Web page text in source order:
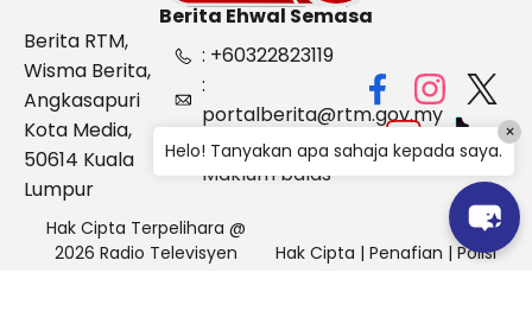
Berita Ehwal Semasa
Berita RTM,
Wisma Berita,
Angkasapuri
Kota Media,
50614 Kuala
Lumpur
: +60322823119
:
portalberita@rtm.gov.my
: Aduan &
Maklum balas
Hak Cipta Terpelihara @
2026 Radio Televisyen
Hak Cipta | Penafian | Polisi
Helo! Tanyakan apa sahaja kepada saya.
×